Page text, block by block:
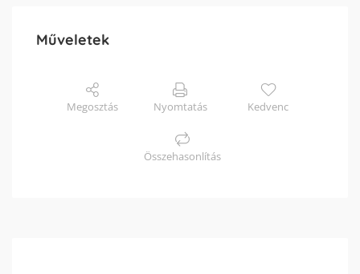
Műveletek
Megosztás Nyomtatás Kedvenc
Összehasonlítás